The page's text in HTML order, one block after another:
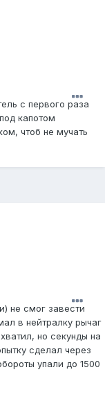
с первого раза
капотом
чтоб не мучать
не смог завести
в нейтралку рычаг
но секунды на
сделал через
упали до 1500